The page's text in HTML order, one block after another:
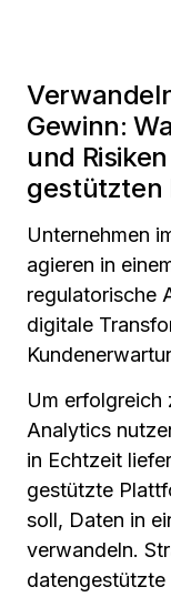
Gewinn:
und
gestützten
Unternehmen
agieren in
regulatorische
digitale
Um erfolgreich
Analytics
in Echtzeit
gestützte
soll, Daten in
verwandeln.
datengestützte